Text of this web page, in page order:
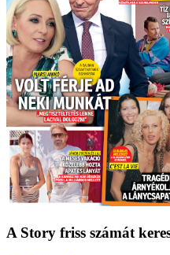
A Story friss számát